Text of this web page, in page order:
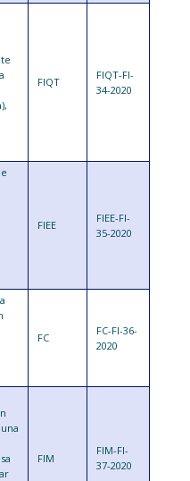
FIQT
FIQT-FI-
34-2020
FIEE
FIEE-FI-
35-2020
FC
FC-FI-36-
2020
FIM
FIM-FI-
37-2020